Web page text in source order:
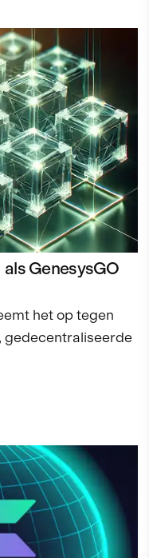
GenesysGO
het op tegen
gedecentraliseerde